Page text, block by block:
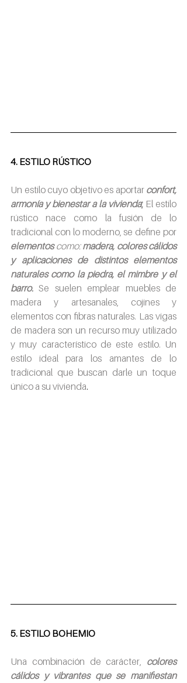
4. ESTILO RÚSTICO
Un estilo cuyo objetivo es aportar confort,
armonía y bienestar a la vivienda; El estilo
rústico nace como la fusión de lo
elementos como: madera, colores cálidos
y aplicaciones de distintos elementos
naturales como la piedra, el mimbre y el
barro. Se suelen emplear muebles de
madera y artesanales, cojines y
elementos con fibras naturales. Las vigas
de madera son un recurso muy utilizado
y muy característico de este estilo. Un
estilo ideal para los amantes de lo
tradicional que buscan darle un toque
único a su vivienda.
5. ESTILO BOHEMIO
Una combinación de carácter, colores
cálidos y vibrantes que se manifiestan